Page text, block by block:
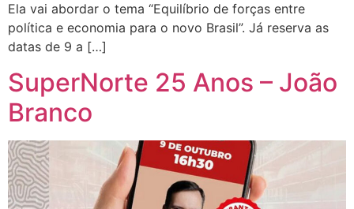
Ela vai abordar o tema “Equilíbrio de forças entre
política e economia para o novo Brasil”. Já reserva as
datas de 9 a […]
SuperNorte 25 Anos – João
Branco